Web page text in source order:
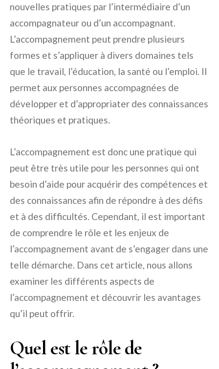
nouvelles pratiques par l’intermédiaire d’un
accompagnateur ou d’un accompagnant.
L’accompagnement peut prendre plusieurs
formes et s’appliquer à divers domaines tels
que le travail, l’éducation, la santé ou l’emploi. Il
permet aux personnes accompagnées de
développer et d’appropriater des connaissances
théoriques et pratiques.
L’accompagnement est donc une pratique qui
peut être très utile pour les personnes qui ont
besoin d’aide pour acquérir des compétences et
des connaissances afin de répondre à des défis
et à des difficultés. Cependant, il est important
de comprendre le rôle et les enjeux de
l’accompagnement avant de s’engager dans une
telle démarche. Dans cet article, nous allons
examiner les différents aspects de
l’accompagnement et découvrir les avantages
qu’il peut offrir.
Quel est le rôle de